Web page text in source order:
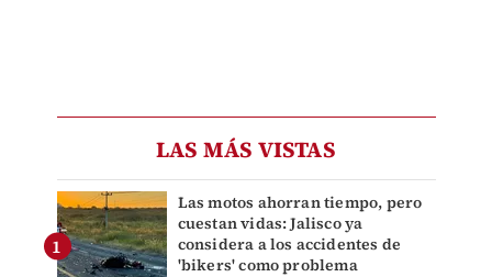
LAS MÁS VISTAS
Las motos ahorran tiempo, pero
cuestan vidas: Jalisco ya
considera a los accidentes de
'bikers' como problema